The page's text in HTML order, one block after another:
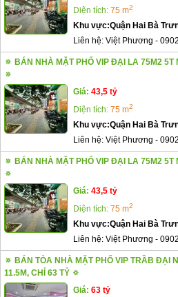
Diện tích: 75 m2
Khu vực:Quận Hai Bà
Liên hệ: Việt Phương -
🔅 BÁN NHÀ MẶT PHỐ VIP ĐẠI LA 75M2 5T
🔅
Giá: 43,5 tỷ
Diện tích: 75 m2
Khu vực:Quận Hai Bà
Liên hệ: Việt Phương -
🔅 BÁN NHÀ MẶT PHỐ VIP ĐẠI LA 75M2 5T
🔅
Giá: 43,5 tỷ
Diện tích: 75 m2
Khu vực:Quận Hai Bà
Liên hệ: Việt Phương -
🔅 BÁN TÒA NHÀ MẶT PHỐ VIP TRẦB ĐẠI
11.5M, CHỈ 63 TỶ 🔅
Giá: 63 tỷ